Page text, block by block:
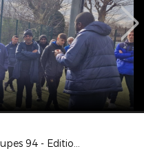
Finales des Coupes 94 - Edition 2019